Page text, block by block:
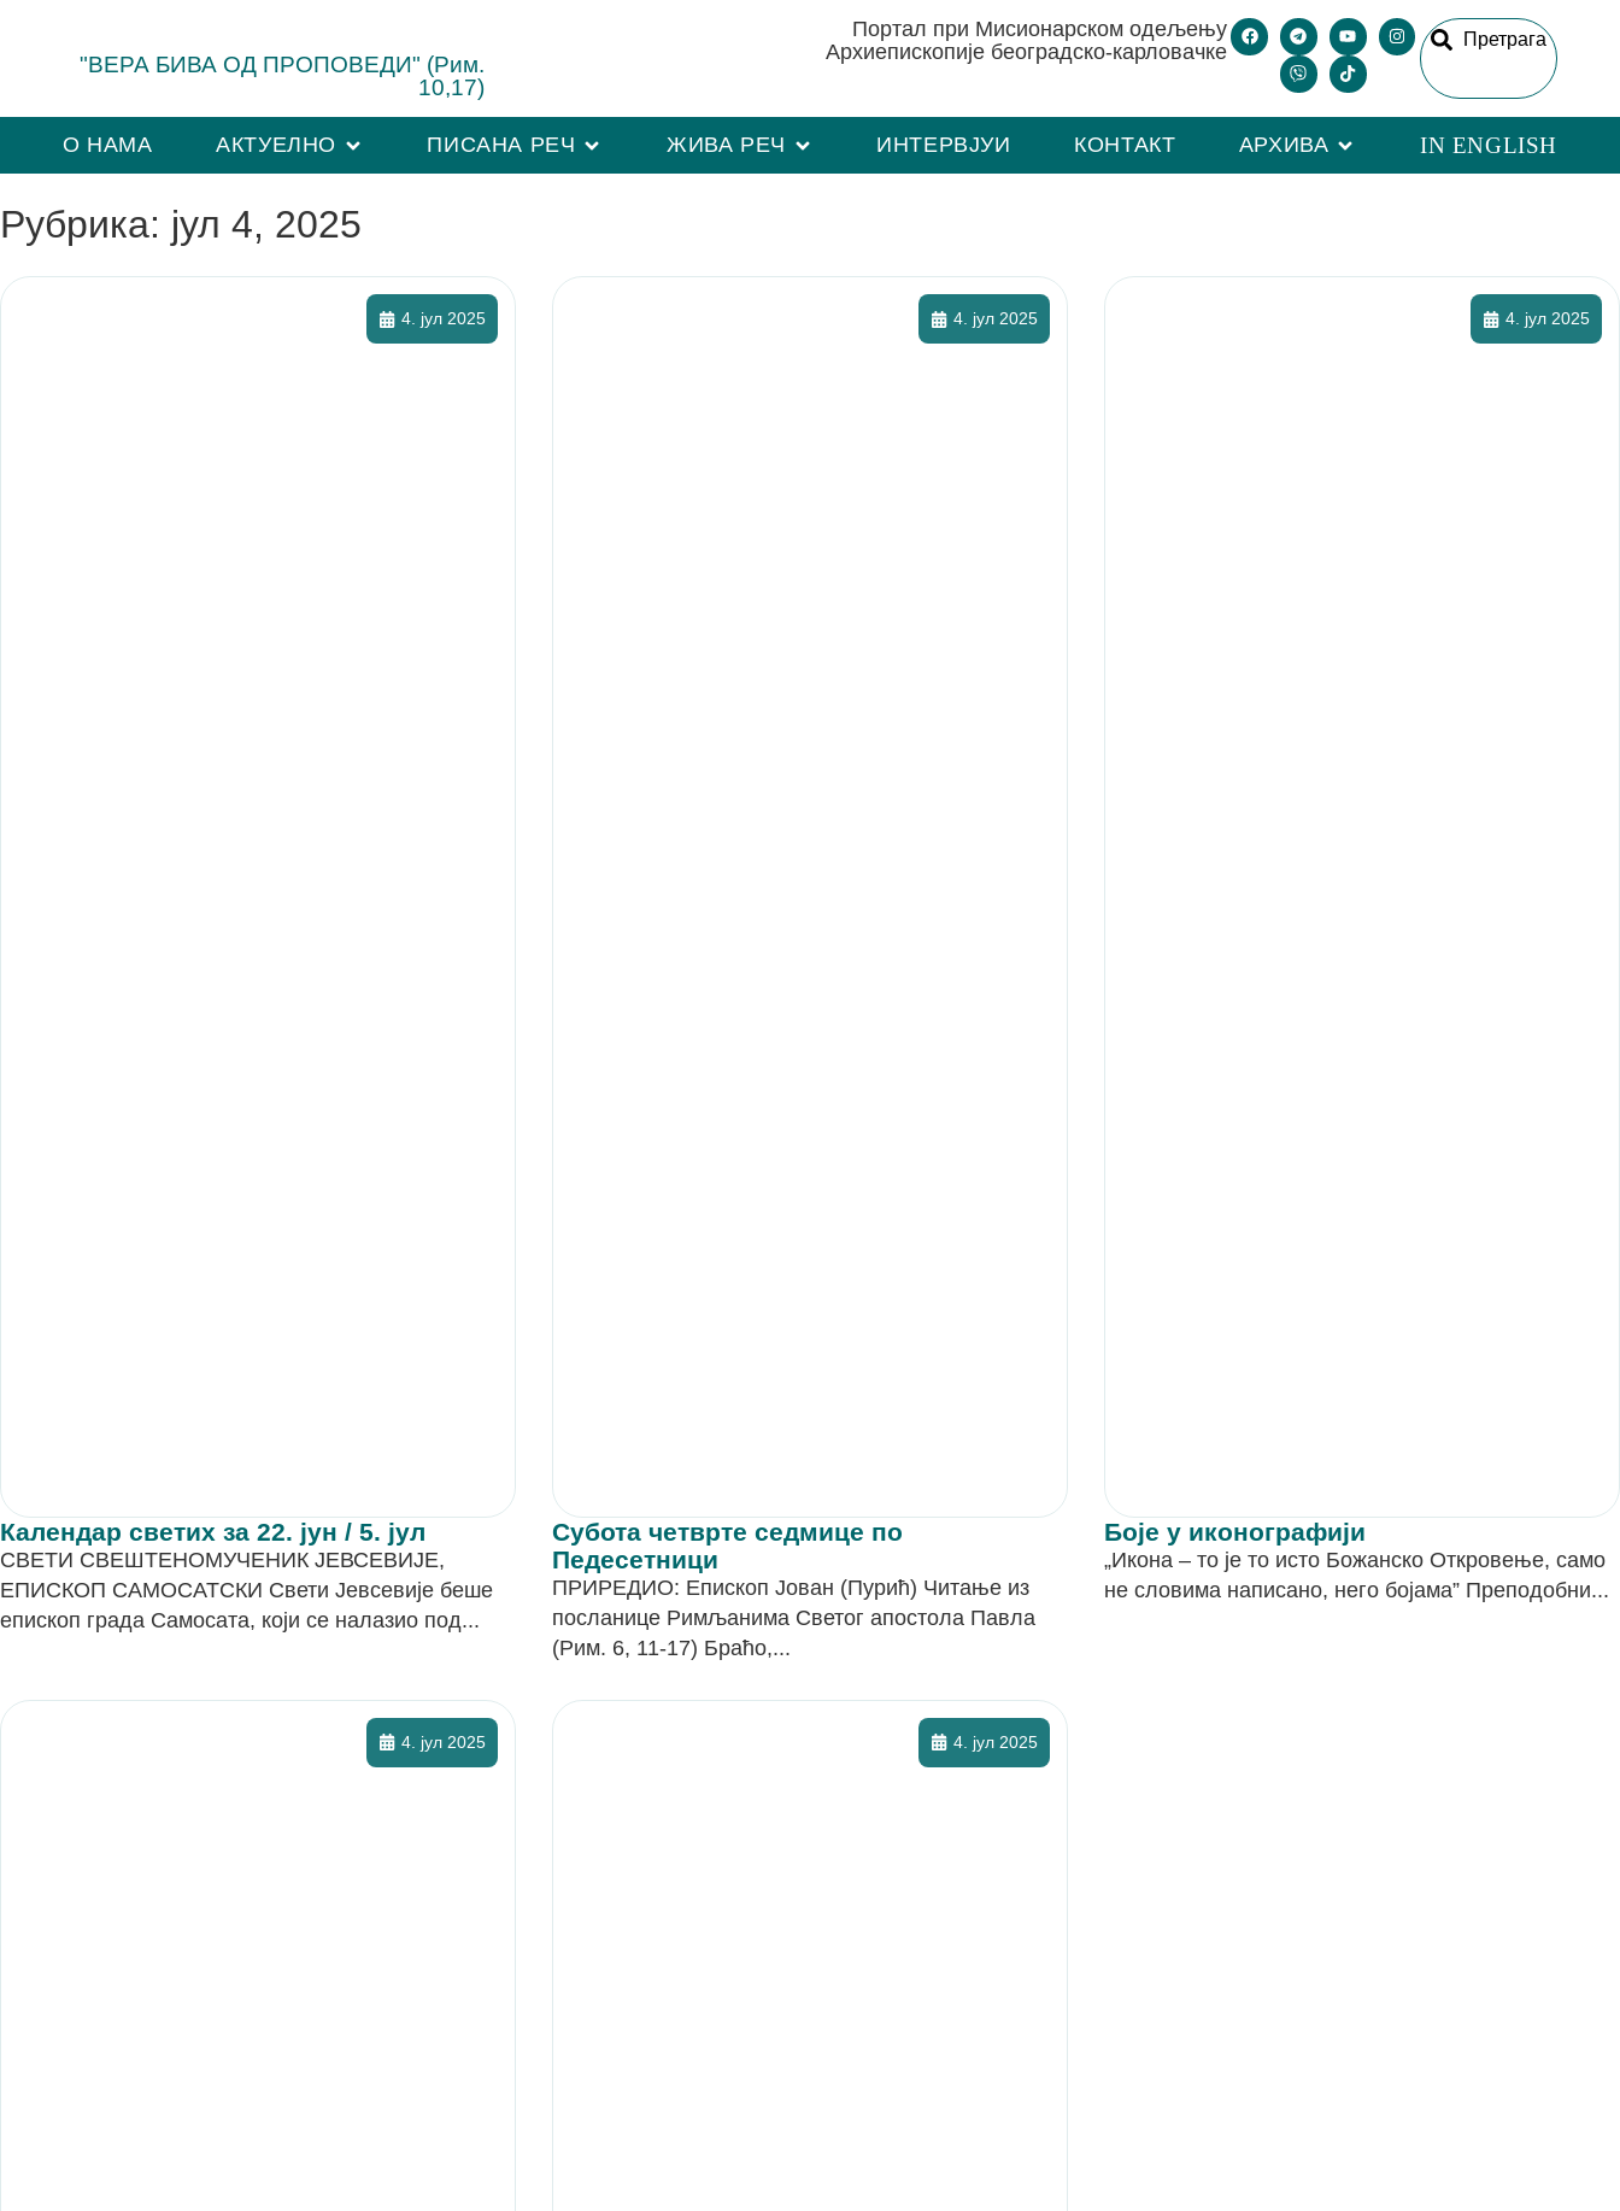
"ВЕРА БИВА ОД ПРОПОВЕДИ" (Рим.
10,17)
Портал при Мисионарском одељењу
Архиепископије београдско-карловачке
Претрага
О НАМА АКТУЕЛНО ПИСАНА РЕЧ ЖИВА РЕЧ ИНТЕРВЈУИ КОНТАКТ АРХИВА IN ENGLISH
Рубрика: јул 4, 2025
Календар светих за 22. јун / 5. јул
4. јул 2025
СВЕТИ СВЕШТЕНОМУЧЕНИК ЈЕВСЕВИЈЕ,
ЕПИСКОП САМОСАТСКИ Свети Јевсевије беше
епископ града Самосата, који се налазио под...
Субота четврте седмице по
Педесетници
4. јул 2025
ПРИРЕДИО: Епископ Јован (Пурић) Читање из
посланице Римљанима Светог апостола Павла
(Рим. 6, 11-17) Браћо,...
Боје у иконографији
4. јул 2025
„Икона – то је то исто Божанско Откровење, само
не словима написано, него бојама” Преподобни...
4. јул 2025 4. јул 2025